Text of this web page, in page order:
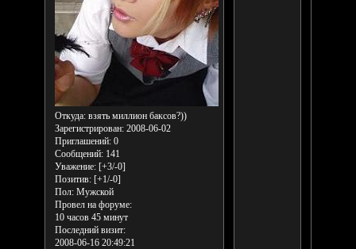
Откуда:взять миллион баксов?))
Зарегистрирован: 2008-06-02
Приглашений:0
Сообщений:141
Уважение: [+3/-0]
Позитив: [+1/-0]
Пол:Мужской
Провел на форуме:
10 часов 45 минут
Последний визит:
2008-06-16 20:49:21